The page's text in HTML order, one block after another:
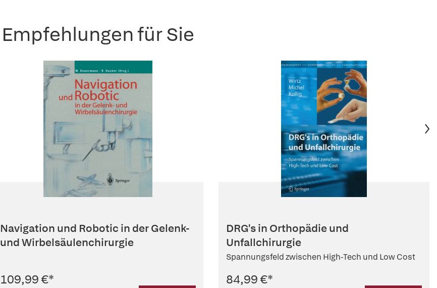
Empfehlungen für Sie
Navigation und Robotic in der Gelenk-
und Wirbelsäulenchirurgie
109,99 €*
DRG's in Orthopädie und
Unfallchirurgie
Spannungsfeld zwischen High-Tech und Low Cost
84,99 €*